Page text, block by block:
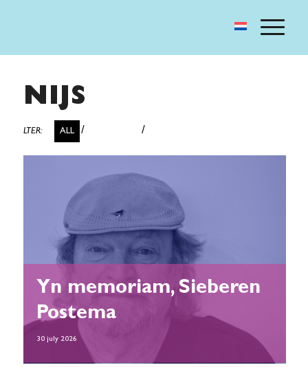
NIJS
ALL / /
Yn memoriam, Sieberen
Postema
30 july 2026